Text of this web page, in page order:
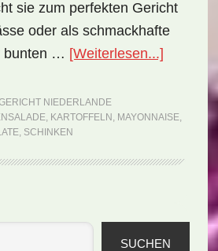
sie zum perfekten Gericht
oder als schmackhafte
bunten … [Weiterlesen...]
(Rezept)
NIEDERLANDE
, KARTOFFELN , MAYONNAISE,
, SCHINKEN
SUCHEN